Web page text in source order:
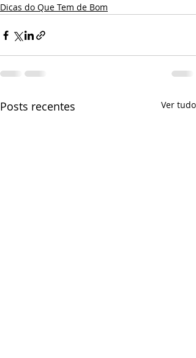
Dicas do Que Tem de Bom
Posts recentes Ver tudo